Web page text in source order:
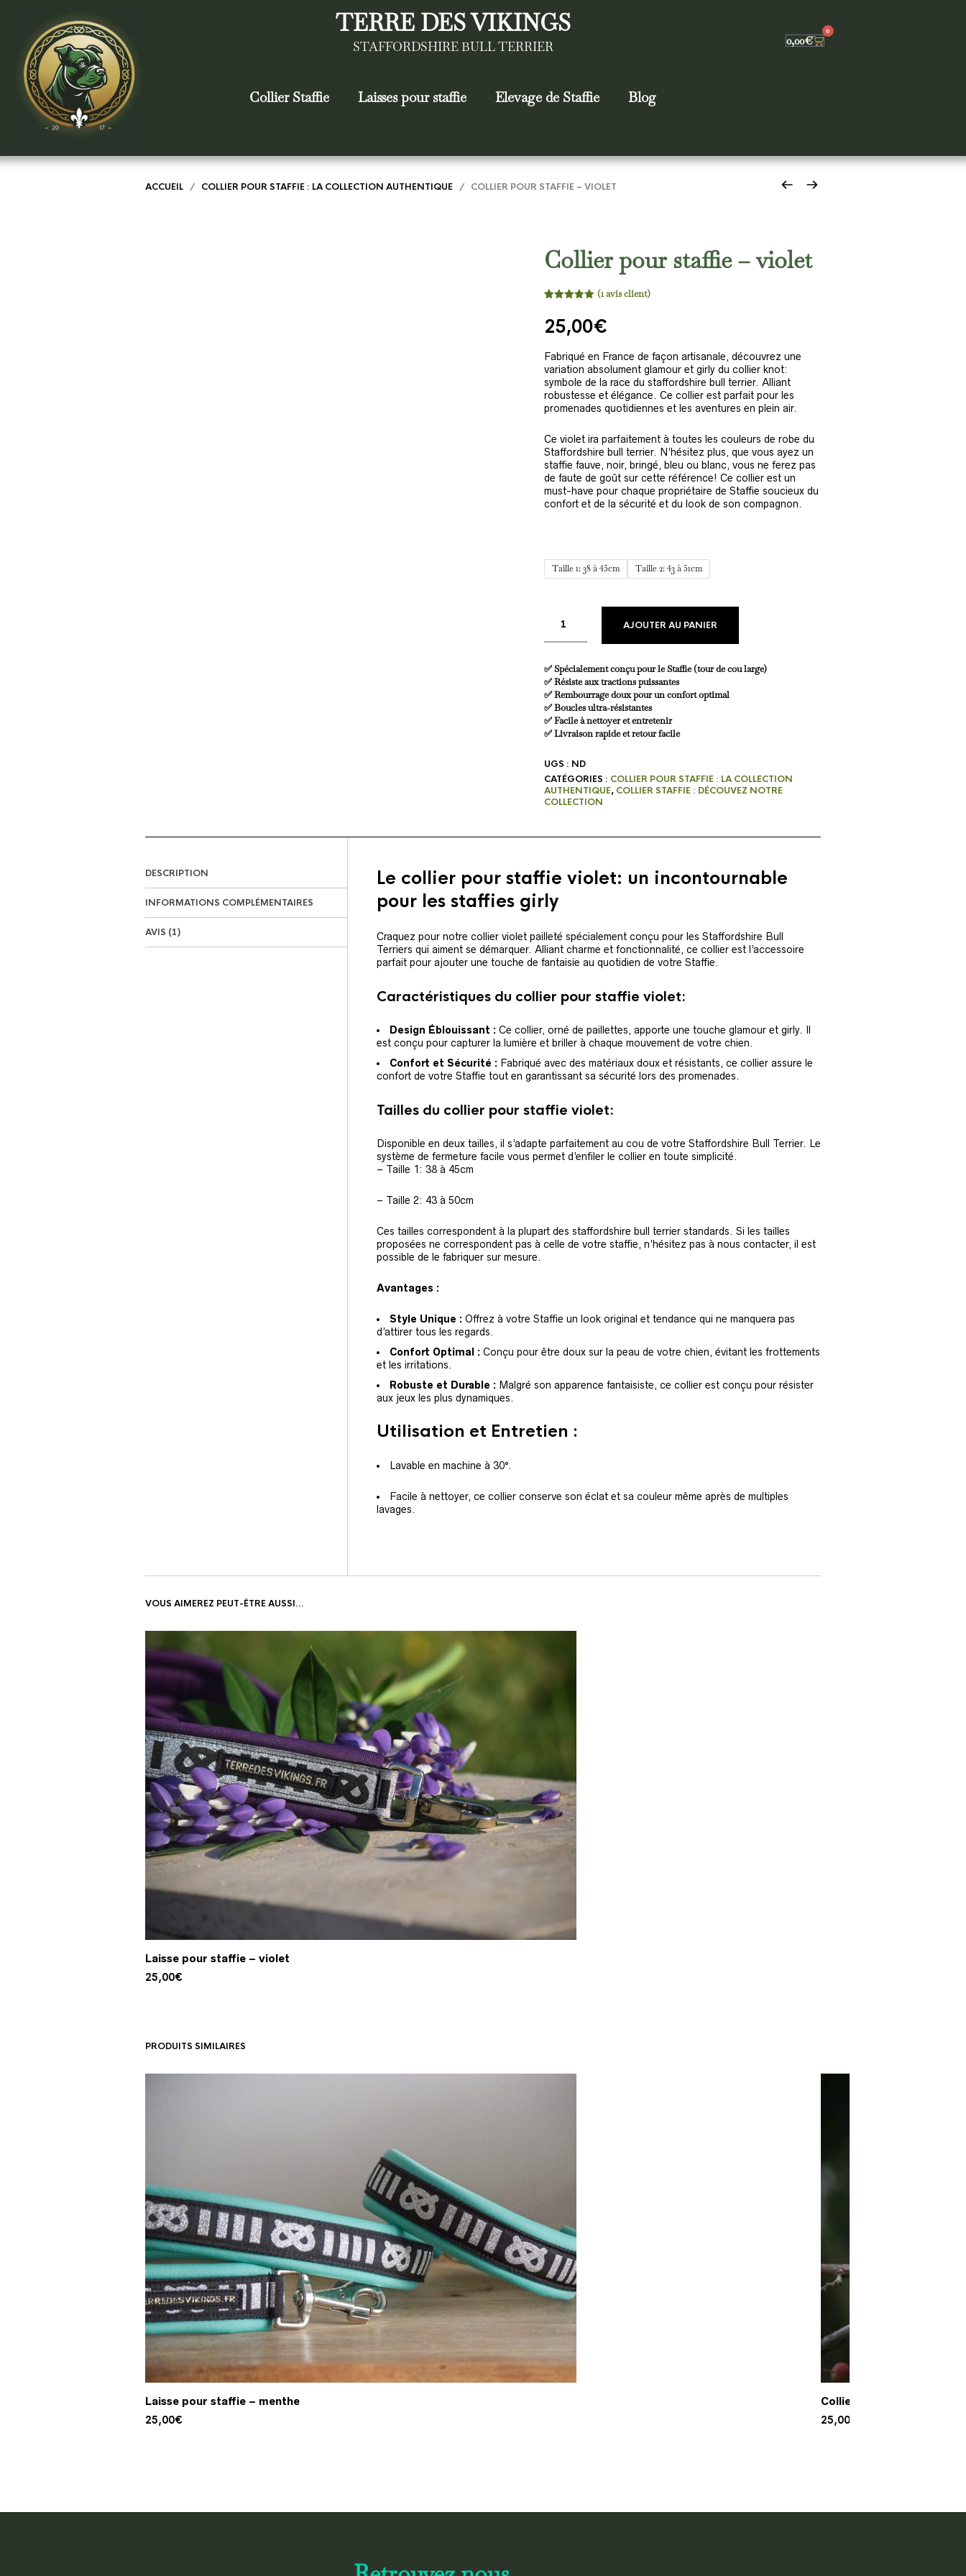
TERRE DES VIKINGS
STAFFORDSHIRE BULL TERRIER
Collier Staffie Laisses pour staffie Elevage de Staffie Blog
0,00€
0
ACCUEIL / COLLIER POUR STAFFIE : LA COLLECTION AUTHENTIQUE / COLLIER POUR STAFFIE – VIOLET
Collier pour staffie – violet
sur 5
basé sur
notation
(1avis client)
25,00€
Fabriqué en France de façon artisanale, découvrez une
variation absolument glamour et girly du collier knot:
symbole de la race du staffordshire bull terrier. Alliant
robustesse et élégance. Ce collier est parfait pour les
promenades quotidiennes et les aventures en plein air.
Ce violet ira parfaitement à toutes les couleurs de robe du
Staffordshire bull terrier. N’hésitez plus, que vous ayez un
staffie fauve, noir, bringé, bleu ou blanc, vous ne ferez pas
de faute de goût sur cette référence! Ce collier est un
must-have pour chaque propriétaire de Staffie soucieux du
confort et de la sécurité et du look de son compagnon.
Taille 1: 38 à 45cm Taille 2: 43 à 51cm
AJOUTER AU PANIER
✅ Spécialement conçu pour le Staffie (tour de cou large)
✅ Résiste aux tractions puissantes
✅ Rembourrage doux pour un confort optimal
✅ Boucles ultra-résistantes
✅ Facile à nettoyer et entretenir
✅ Livraison rapide et retour facile
UGS : ND
CATÉGORIES : COLLIER POUR STAFFIE : LA COLLECTION
AUTHENTIQUE, COLLIER STAFFIE : DÉCOUVEZ NOTRE
COLLECTION
DESCRIPTION
INFORMATIONS COMPLÉMENTAIRES
AVIS (1)
Le collier pour staffie violet: un incontournable
pour les staffies girly
Craquez pour notre collier violet pailleté spécialement conçu pour les Staffordshire Bull
Terriers qui aiment se démarquer. Alliant charme et fonctionnalité, ce collier est l’accessoire
parfait pour ajouter une touche de fantaisie au quotidien de votre Staffie.
Caractéristiques du collier pour staffie violet:
Design Éblouissant : Ce collier, orné de paillettes, apporte une touche glamour et girly. Il
est conçu pour capturer la lumière et briller à chaque mouvement de votre chien.
Confort et Sécurité : Fabriqué avec des matériaux doux et résistants, ce collier assure le
confort de votre Staffie tout en garantissant sa sécurité lors des promenades.
Tailles du collier pour staffie violet:
Disponible en deux tailles, il s’adapte parfaitement au cou de votre Staffordshire Bull Terrier. Le
système de fermeture facile vous permet d’enfiler le collier en toute simplicité.
– Taille 1: 38 à 45cm
– Taille 2: 43 à 50cm
Ces tailles correspondent à la plupart des staffordshire bull terrier standards. Si les tailles
proposées ne correspondent pas à celle de votre staffie, n’hésitez pas à nous contacter, il est
possible de le fabriquer sur mesure.
Avantages :
Style Unique : Offrez à votre Staffie un look original et tendance qui ne manquera pas
d’attirer tous les regards.
Confort Optimal : Conçu pour être doux sur la peau de votre chien, évitant les frottements
et les irritations.
Robuste et Durable : Malgré son apparence fantaisiste, ce collier est conçu pour résister
aux jeux les plus dynamiques.
Utilisation et Entretien :
Lavable en machine à 30°.
Facile à nettoyer, ce collier conserve son éclat et sa couleur même après de multiples
lavages.
VOUS AIMEREZ PEUT-ÊTRE AUSSI…
Laisse pour staffie – violet
25,00€
PRODUITS SIMILAIRES
Laisse pour staffie – menthe
25,00€
Collier pour staffie –
25,00